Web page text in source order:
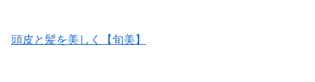
頭皮と髪を美しく【旬美】